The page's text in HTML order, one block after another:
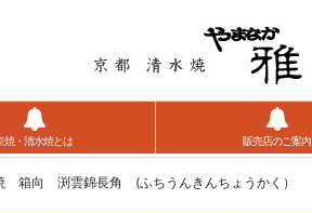
箱向 渕雲錦長角 (ふちうんきんちょうかく）
焼・清水焼とは 販売店のご案内